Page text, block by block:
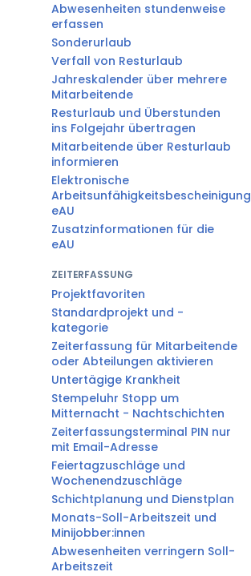
Abwesenheiten stundenweise
erfassen
Sonderurlaub
Verfall von Resturlaub
Jahreskalender über mehrere
Mitarbeitende
Resturlaub und Überstunden
ins Folgejahr übertragen
Mitarbeitende über Resturlaub
informieren
Elektronische
Arbeitsunfähigkeitsbescheinigung
eAU
Zusatzinformationen für die
eAU
ZEITERFASSUNG
Projektfavoriten
Standardprojekt und -
kategorie
Zeiterfassung für Mitarbeitende
oder Abteilungen aktivieren
Untertägige Krankheit
Stempeluhr Stopp um
Mitternacht - Nachtschichten
Zeiterfassungsterminal PIN nur
mit Email-Adresse
Feiertagzuschläge und
Wochenendzuschläge
Schichtplanung und Dienstplan
Monats-Soll-Arbeitszeit und
Minijobber:innen
Abwesenheiten verringern Soll-
Arbeitszeit